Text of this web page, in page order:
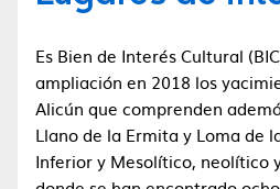
Es Bien de Interés Cultural
ampliación en 2018 los
Alicún que comprenden
Llano de la Ermita y Loma de
Inferior y Mesolítico, neolítico